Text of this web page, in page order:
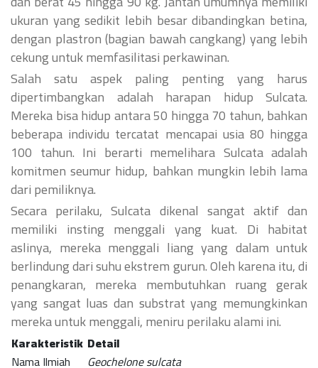
ukuran yang sedikit lebih besar dibandingkan betina,
dengan plastron (bagian bawah cangkang) yang lebih
cekung untuk memfasilitasi perkawinan.
Salah satu aspek paling penting yang harus
dipertimbangkan adalah harapan hidup Sulcata.
Mereka bisa hidup antara 50 hingga 70 tahun, bahkan
beberapa individu tercatat mencapai usia 80 hingga
100 tahun. Ini berarti memelihara Sulcata adalah
komitmen seumur hidup, bahkan mungkin lebih lama
dari pemiliknya.
Secara perilaku, Sulcata dikenal sangat aktif dan
memiliki insting menggali yang kuat. Di habitat
aslinya, mereka menggali liang yang dalam untuk
berlindung dari suhu ekstrem gurun. Oleh karena itu, di
penangkaran, mereka membutuhkan ruang gerak
yang sangat luas dan substrat yang memungkinkan
mereka untuk menggali, meniru perilaku alami ini.
Karakteristik Detail
Nama Ilmiah
Geochelone sulcata